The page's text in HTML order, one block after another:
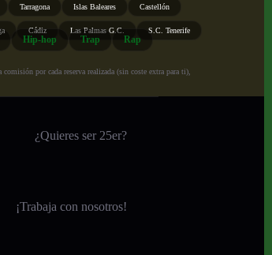
Tarragona Islas Baleares Castellón
Cádiz Las Palmas G.C. S.C. Tenerife
Hip-hop Trap Rap
por cada reserva realizada (sin coste extra para ti),
¿Quieres ser 25er?
¡Trabaja con nosotros!